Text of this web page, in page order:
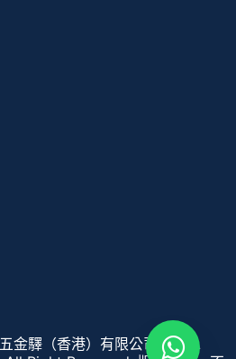
驛（香港）有限公司 TOOL